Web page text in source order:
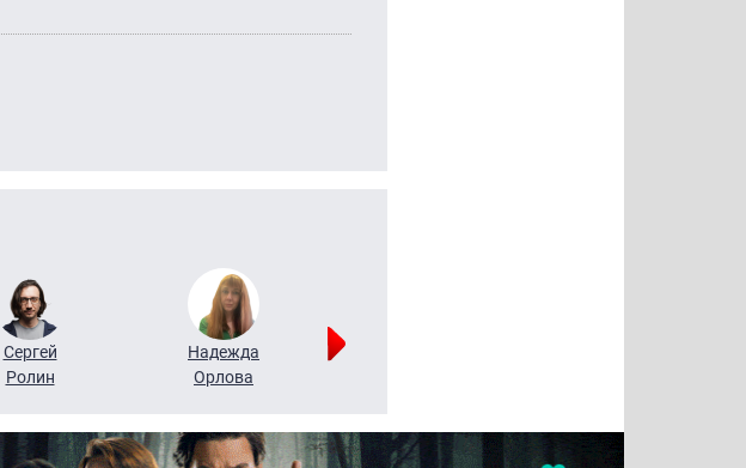
Сергей
Ролин
Надежда
Орлова